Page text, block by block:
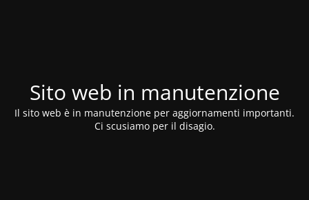
Sito web in manutenzione
Il sito web è in manutenzione per aggiornamenti importanti.
Ci scusiamo per il disagio.